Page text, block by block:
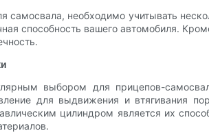
необходимо учитывать
способность вашего автомобиля.
выбором для прицепов-
для выдвижения и
цилиндром является их